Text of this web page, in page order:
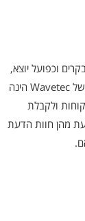
וכפועל יוצא,
של Wavetec הינה
ולקבלת
מהן חוות הדעת